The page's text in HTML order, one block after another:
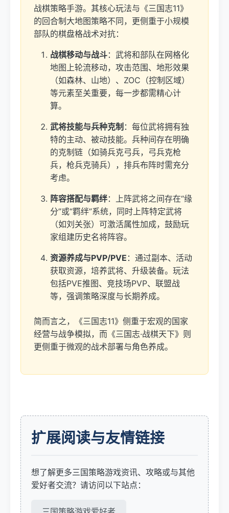
战棋策略手游。其核心玩法与《三国志11》
的回合制大地图策略不同，更侧重于小规模
部队的棋盘格战术对抗：
战棋移动与战斗：武将和部队在网格化
地图上轮流移动，攻击范围、地形效果
（如森林、山地）、ZOC（控制区域）
等元素至关重要，每一步都需精心计
算。
武将技能与兵种克制 ：每位武将拥有独
特的主动、被动技能。兵种间存在明确
的克制链（如骑兵克弓兵，弓兵克枪
兵，枪兵克骑兵），排兵布阵时需充分
考虑。
阵容搭配与羁绊：上阵武将之间存在“缘
分”或“羁绊”系统，同时上阵特定武将
（如刘关张）可激活属性加成，鼓励玩
家组建历史名将阵容。
资源养成与PVP/PVE ：通过副本、活动
获取资源，培养武将、升级装备。玩法
包括PVE推图、竞技场PVP、联盟战
等，强调策略深度与长期养成。
简而言之，《三国志11》侧重于宏观的国家
经营与战争模拟，而《三国志·战棋天下》则
更侧重于微观的战术部署与角色养成。
扩展阅读与友情链接
想了解更多三国策略游戏资讯、攻略或与其他
爱好者交流？请访问以下站点：